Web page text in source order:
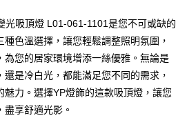
之後才付款」的支付方式。 讓您購物簡單
綁卡、不需儲值。
光吸頂燈 L01-061-1101是您不可或缺的
色溫選擇，讓您輕鬆調整照明氛圍，
為您的居家環境增添一絲優雅。無論是
是冷白光，都能滿足您不同的需求，
力。選擇YP燈飾的這款吸頂燈，讓您
享舒適光影。